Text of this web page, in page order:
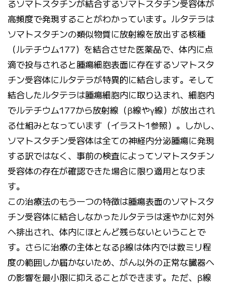
るソマトスタチンが結合するソマトスタチン受容体が
高頻度で発現することがわかっています。ルタテラは
ソマトスタチンの類似物質に放射線を放出する核種
（ルテチウム177）を結合させた医薬品で、体内に点
滴で投与されると腫瘍細胞表面に存在するソマトスタ
チン受容体にルタテラが特異的に結合します。そして
結合したルタテラは腫瘍細胞内に取り込まれ、細胞内
でルテチウム177から放射線（β線やγ線）が放出され
る仕組みとなっています（イラスト1参照）。しかし、
ソマトスタチン受容体は全ての神経内分泌腫瘍に発現
する訳ではなく、事前の検査によってソマトスタチン
受容体の存在が確認できた場合に限り適用となりま
す。
この治療法のもう一つの特徴は腫瘍表面のソマトスタ
チン受容体に結合しなかったルタテラは速やかに対外
へ排出され、体内にほとんど残らないということで
す。さらに治療の主体となるβ線は体内では数ミリ程
度の範囲しか届かないため、がん以外の正常な臓器へ
の影響を最小限に抑えることができます。ただ、β線